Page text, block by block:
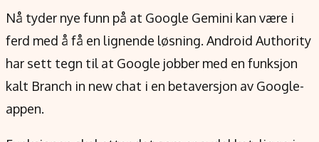
Nå tyder nye funn på at Google Gemini kan være i
ferd med å få en lignende løsning. Android Authority
har sett tegn til at Google jobber med en funksjon
kalt Branch in new chat i en betaversjon av Google-
appen.